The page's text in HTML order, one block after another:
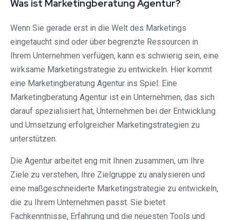
Was ist Marketingberatung Agentur?
Wenn Sie gerade erst in die Welt des Marketings
eingetaucht sind oder über begrenzte Ressourcen in
Ihrem Unternehmen verfügen, kann es schwierig sein, eine
wirksame Marketingstrategie zu entwickeln. Hier kommt
eine Marketingberatung Agentur ins Spiel. Eine
Marketingberatung Agentur ist ein Unternehmen, das sich
darauf spezialisiert hat, Unternehmen bei der Entwicklung
und Umsetzung erfolgreicher Marketingstrategien zu
unterstützen.
Die Agentur arbeitet eng mit Ihnen zusammen, um Ihre
Ziele zu verstehen, Ihre Zielgruppe zu analysieren und
eine maßgeschneiderte Marketingstrategie zu entwickeln,
die zu Ihrem Unternehmen passt. Sie bietet
Fachkenntnisse, Erfahrung und die neuesten Tools und